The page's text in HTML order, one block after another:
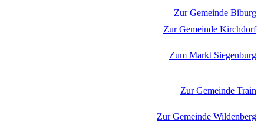
Zur Gemeinde Biburg
Zur Gemeinde Kirchdorf
Zum Markt Siegenburg
Zur Gemeinde Train
Zur Gemeinde Wildenberg